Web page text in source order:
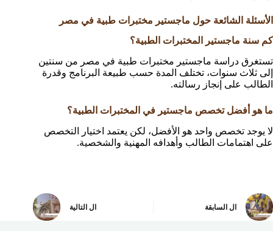
الأسئلة الشائعة حول ماجستير مختبرات طبية في مصر
كم سنة ماجستير المختبرات الطبية؟
تستغرق دراسة ماجستير مختبرات طبية في مصر من سنتين
إلى ثلاث سنوات، تختلف المدة حسب طبيعة البرنامج وقدرة
الطالب على إنجاز رسالته.
ما هو أفضل تخصص ماجستير في المختبرات الطبية؟
لا يوجد تخصص واحد هو الأفضل، لكن يعتمد اختيار التخصص
على اهتمامات الطالب وأهدافه المهنية والشخصية.
ال السابقة ال التالية